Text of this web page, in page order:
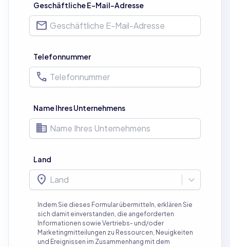
Geschäftliche E-Mail-Adresse
mail
Telefonnummer
phone
Name Ihres Unternehmens
business
Land
location_on Land
Indem Sie dieses Formular übermitteln, erklären Sie
sich damit einverstanden, die angeforderten
Informationen sowie Vertriebs- und/oder
Marketingmitteilungen zu Ressourcen, Neuigkeiten
und Ereignissen im Zusammenhang mit dem